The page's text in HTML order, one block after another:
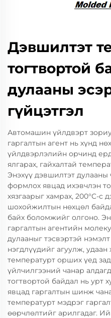
Дэвшилтэт
тогтвортой
дулааны
гүйцэтгэл
Автомашин үйлдвэрт
гаргалтын агент нь хүнд
үйлдвэрлэлийн орчинд
ялгарах, гайхалтай
Энэхүү дэвшилтэт дулааны
формлох явцад ихэвчлэн
хязгаарыг хамрах, 200°C-с
шохойжилтын нөхцөл
байх боломжийг олгоно.
гаргалтын агентийн
дулааныг тэсвэртэй
нэгдлүүдийг агуулж, удаан
температурт орших үед
үйлчилгээний чанар
тогтвортой байдал нь урт
явцад гаргалтын шинж
температурт мэдрэг
өөрчлөлтийг арилгадаг.